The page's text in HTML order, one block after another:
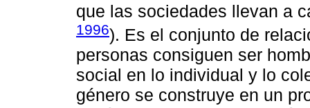
que las sociedades llevan a
1996). Es el conjunto de
personas consiguen ser
social en lo individual y lo
género se construye en un